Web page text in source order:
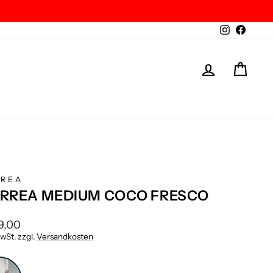
Instagram
MEDIUM COCO FRESCO
zzgl.Versandkosten